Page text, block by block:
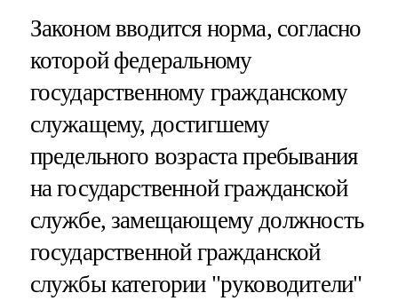
Законом вводится норма, согласно
которой федеральному
государственному гражданскому
служащему, достигшему
предельного возраста пребывания
на государственной гражданской
службе, замещающему должность
государственной гражданской
службы категории "руководители"